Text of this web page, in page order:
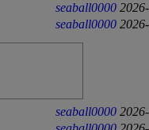
seaball0000
seaball0000
seaball0000